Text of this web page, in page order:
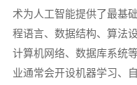
术为人工智能提供了最基
程语言、数据结构、算法
计算机网络、数据库系统
业通常会开设机器学习、